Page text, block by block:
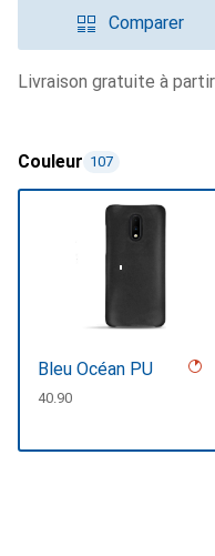
Comparer
Livraison gratuite à
Couleur 107
Bleu Océan PU
CHF
40.90